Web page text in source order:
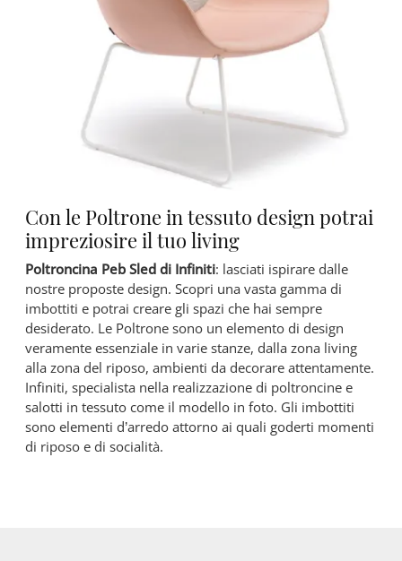
Con le Poltrone in tessuto design potrai
impreziosire il tuo living
Poltroncina Peb Sled di Infiniti: lasciati ispirare dalle
nostre proposte design. Scopri una vasta gamma di
imbottiti e potrai creare gli spazi che hai sempre
desiderato. Le Poltrone sono un elemento di design
veramente essenziale in varie stanze, dalla zona living
alla zona del riposo, ambienti da decorare attentamente.
Infiniti, specialista nella realizzazione di poltroncine e
salotti in tessuto come il modello in foto. Gli imbottiti
sono elementi d’arredo attorno ai quali goderti momenti
di riposo e di socialità.